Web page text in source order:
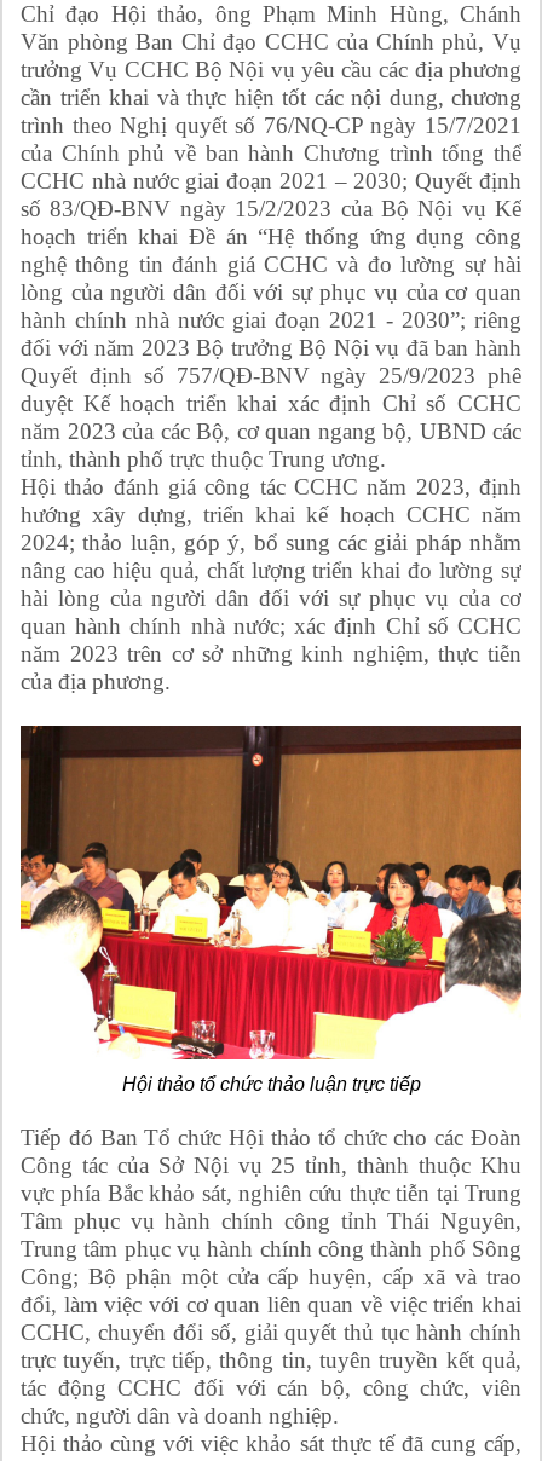
Chỉ đạo Hội thảo, ông Phạm Minh Hùng, Chánh
Văn phòng Ban Chỉ đạo CCHC của Chính phủ, Vụ
trưởng Vụ CCHC Bộ Nội vụ yêu cầu các địa phương
cần triển khai và thực hiện tốt các nội dung, chương
trình theo Nghị quyết số 76/NQ-CP ngày 15/7/2021
của Chính phủ về ban hành Chương trình tổng thể
CCHC nhà nước giai đoạn 2021 – 2030; Quyết định
số 83/QĐ-BNV ngày 15/2/2023 của Bộ Nội vụ Kế
hoạch triển khai Đề án “Hệ thống ứng dụng công
nghệ thông tin đánh giá CCHC và đo lường sự hài
lòng của người dân đối với sự phục vụ của cơ quan
hành chính nhà nước giai đoạn 2021 - 2030”; riêng
đối với năm 2023 Bộ trưởng Bộ Nội vụ đã ban hành
Quyết định số 757/QĐ-BNV ngày 25/9/2023 phê
duyệt Kế hoạch triển khai xác định Chỉ số CCHC
năm 2023 của các Bộ, cơ quan ngang bộ, UBND các
tỉnh, thành phố trực thuộc Trung ương.
Hội thảo đánh giá công tác CCHC năm 2023, định
hướng xây dựng, triển khai kế hoạch CCHC năm
2024; thảo luận, góp ý, bổ sung các giải pháp nhằm
nâng cao hiệu quả, chất lượng triển khai đo lường sự
hài lòng của người dân đối với sự phục vụ của cơ
quan hành chính nhà nước; xác định Chỉ số CCHC
năm 2023 trên cơ sở những kinh nghiệm, thực tiễn
của địa phương.
Hội thảo tổ chức thảo luận trực tiếp
Tiếp đó Ban Tổ chức Hội thảo tổ chức cho các Đoàn
Công tác của Sở Nội vụ 25 tỉnh, thành thuộc Khu
vực phía Bắc khảo sát, nghiên cứu thực tiễn tại Trung
Tâm phục vụ hành chính công tỉnh Thái Nguyên,
Trung tâm phục vụ hành chính công thành phố Sông
Công; Bộ phận một cửa cấp huyện, cấp xã và trao
đổi, làm việc với cơ quan liên quan về việc triển khai
CCHC, chuyển đổi số, giải quyết thủ tục hành chính
trực tuyến, trực tiếp, thông tin, tuyên truyền kết quả,
tác động CCHC đối với cán bộ, công chức, viên
chức, người dân và doanh nghiệp.
Hội thảo cùng với việc khảo sát thực tế đã cung cấp,